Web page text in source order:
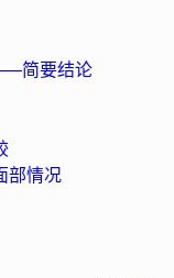
简要结论
部情况